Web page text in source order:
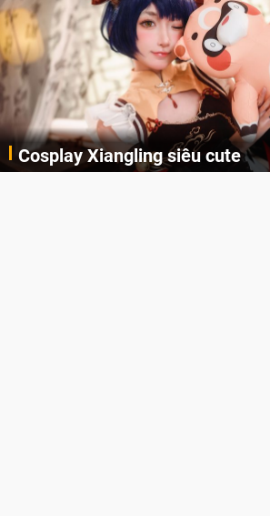
Lala Croft vừa nóng vừa xinh
AI